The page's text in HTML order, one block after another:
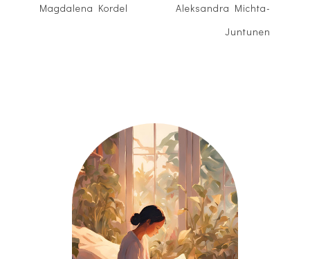
Magdalena Kordel
Aleksandra Michta-
Juntunen